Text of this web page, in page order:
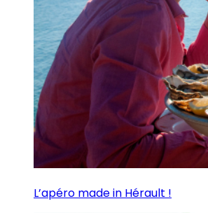
L’apéro made in Hérault !